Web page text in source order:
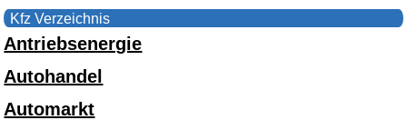
Kfz Verzeichnis
Antriebsenergie
Autohandel
Automarkt